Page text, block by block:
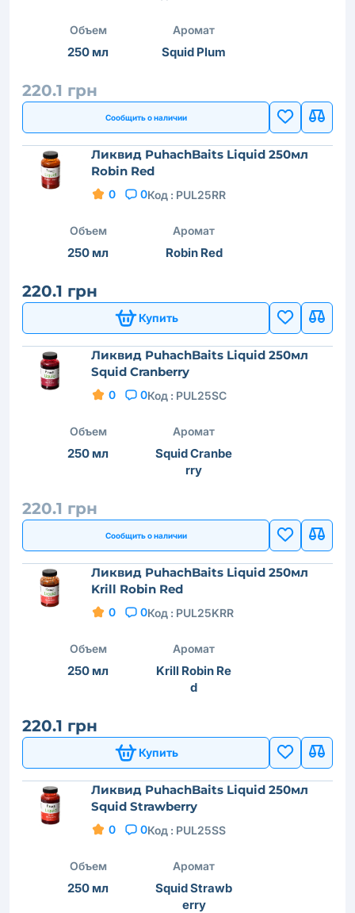
Объем
250 мл
Аромат
Squid Plum
220.1 грн
Сообщить о наличии
Ликвид PuhachBaits Liquid 250мл
Robin Red
0 0Код : PUL25RR
Объем
250 мл
Аромат
Robin Red
220.1 грн
Купить
Ликвид PuhachBaits Liquid 250мл
Squid Сranberry
0 0Код : PUL25SC
Объем
250 мл
Аромат
Squid Сranbe
rry
220.1 грн
Сообщить о наличии
Ликвид PuhachBaits Liquid 250мл
Krill Robin Red
0 0Код : PUL25KRR
Объем
250 мл
Аромат
Krill Robin Re
d
220.1 грн
Купить
Ликвид PuhachBaits Liquid 250мл
Squid Strawberry
0 0Код : PUL25SS
Объем
250 мл
Аромат
Squid Strawb
erry